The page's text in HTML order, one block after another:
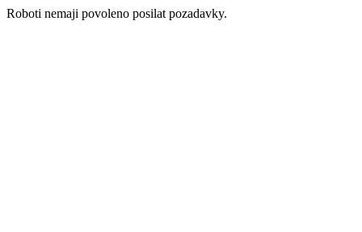
Roboti nemaji povoleno posilat pozadavky.